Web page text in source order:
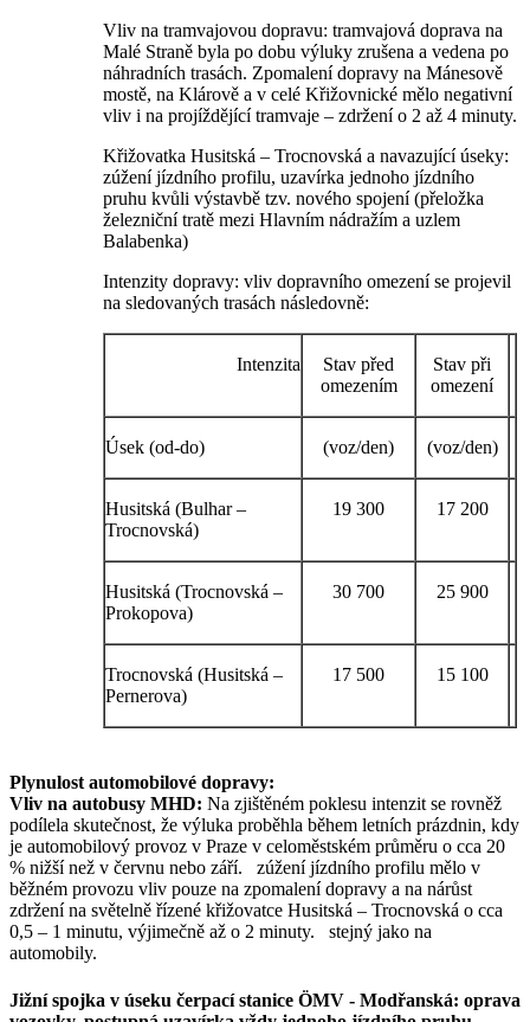
Vliv na tramvajovou dopravu: tramvajová doprava na
Malé Straně byla po dobu výluky zrušena a vedena po
náhradních trasách. Zpomalení dopravy na Mánesově
mostě, na Klárově a v celé Křižovnické mělo negativní
vliv i na projíždějící tramvaje – zdržení o 2 až 4 minuty.
Křižovatka Husitská – Trocnovská a navazující úseky:
zúžení jízdního profilu, uzavírka jednoho jízdního
pruhu kvůli výstavbě tzv. nového spojení (přeložka
železniční tratě mezi Hlavním nádražím a uzlem
Balabenka)
Intenzity dopravy: vliv dopravního omezení se projevil
na sledovaných trasách následovně:
Intenzita
Stav před
omezením
Stav při
omezení
Úsek (od-do) (voz/den) (voz/den)
Husitská (Bulhar –
Trocnovská)
19 300 17 200
Husitská (Trocnovská –
Prokopova)
30 700 25 900
Trocnovská (Husitská –
Pernerova)
17 500 15 100
Plynulost automobilové dopravy:
Vliv na autobusy MHD: Na zjištěném poklesu intenzit se rovněž
podílela skutečnost, že výluka proběhla během letních prázdnin, kdy
je automobilový provoz v Praze v celoměstském průměru o cca 20
% nižší než v červnu nebo září. zúžení jízdního profilu mělo v
běžném provozu vliv pouze na zpomalení dopravy a na nárůst
zdržení na světelně řízené křižovatce Husitská – Trocnovská o cca
0,5 – 1 minutu, výjimečně až o 2 minuty. stejný jako na
automobily.
Jižní spojka v úseku čerpací stanice ÖMV - Modřanská: oprava